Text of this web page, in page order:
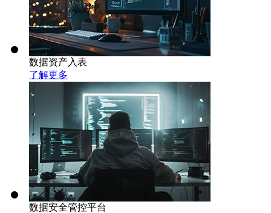
数据资产入表
了解更多
数据安全管控平台